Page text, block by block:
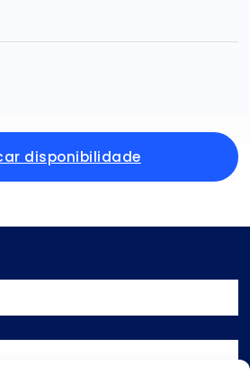
disponibilidade